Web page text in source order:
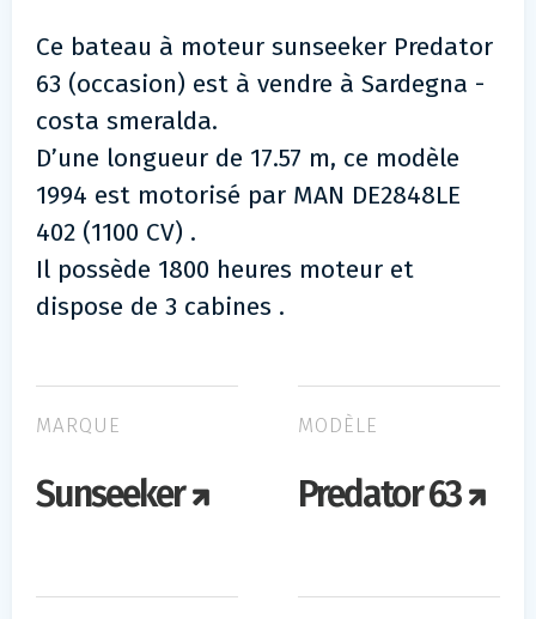
Ce bateau à moteur sunseeker Predator
63 (occasion) est à vendre à Sardegna -
costa smeralda.
D’une longueur de 17.57 m, ce modèle
1994 est motorisé par MAN DE2848LE
402 (1100 CV) .
Il possède 1800 heures moteur et
dispose de 3 cabines .
MARQUE
Sunseeker
MODÈLE
Predator 63